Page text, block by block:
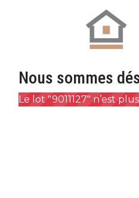
Nous sommes
Le lot "9011127" n’est